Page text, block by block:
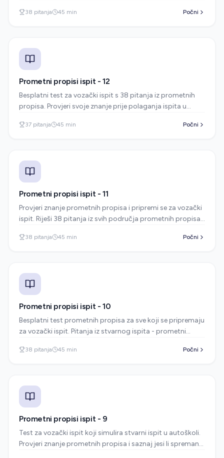
38 pitanja 45 min Počni
Prometni propisi ispit - 12
Besplatni test za vozački ispit s 38 pitanja iz prometnih
propisa. Provjeri svoje znanje prije polaganja ispita u
37 pitanja 45 min Počni
Prometni propisi ispit - 11
Provjeri znanje prometnih propisa i pripremi se za vozački
ispit. Riješi 38 pitanja iz svih područja prometnih propisa -
više. Besplatni test za autoškolu.
38 pitanja 45 min Počni
Prometni propisi ispit - 10
Besplatni test prometnih propisa za sve koji se pripremaju
za vozački ispit. Pitanja iz stvarnog ispita - prometni
38 pitanja 45 min Počni
Prometni propisi ispit - 9
Test za vozački ispit koji simulira stvarni ispit u autoškoli.
Provjeri znanje prometnih propisa i saznaj jesi li spreman